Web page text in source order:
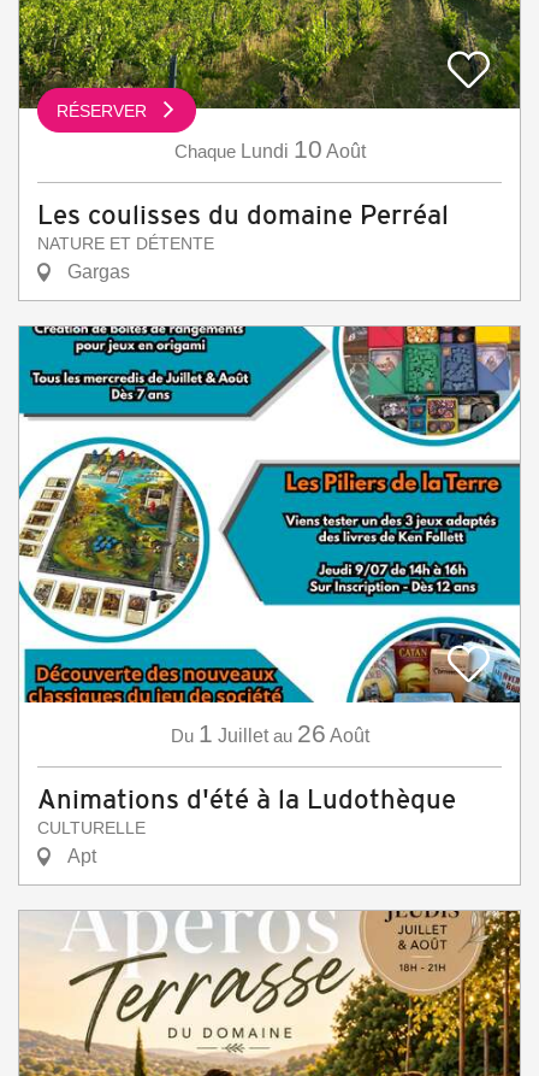
RÉSERVER
Chaque Lundi 10 Août
Les coulisses du domaine Perréal
NATURE ET DÉTENTE
Gargas
Du 1 Juillet au 26 Août
Animations d'été à la Ludothèque
CULTURELLE
Apt